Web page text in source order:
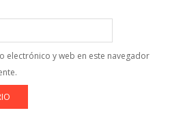
electrónico y web en este navegador